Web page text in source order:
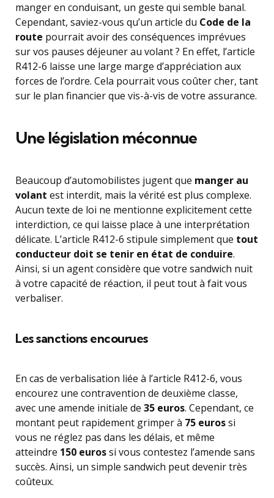
manger en conduisant, un geste qui semble banal.
Cependant, saviez-vous qu’un article du Code de la
route pourrait avoir des conséquences imprévues
sur vos pauses déjeuner au volant ? En effet, l’article
R412-6 laisse une large marge d’appréciation aux
forces de l’ordre. Cela pourrait vous coûter cher, tant
sur le plan financier que vis-à-vis de votre assurance.
Une législation méconnue
Beaucoup d’automobilistes jugent que manger au
volant est interdit, mais la vérité est plus complexe.
Aucun texte de loi ne mentionne explicitement cette
interdiction, ce qui laisse place à une interprétation
délicate. L’article R412-6 stipule simplement que tout
conducteur doit se tenir en état de conduire.
Ainsi, si un agent considère que votre sandwich nuit
à votre capacité de réaction, il peut tout à fait vous
verbaliser.
Les sanctions encourues
En cas de verbalisation liée à l’article R412-6, vous
encourez une contravention de deuxième classe,
avec une amende initiale de 35 euros. Cependant, ce
montant peut rapidement grimper à 75 eurossi
vous ne réglez pas dans les délais, et même
atteindre 150 eurossi vous contestez l’amende sans
succès. Ainsi, un simple sandwich peut devenir très
coûteux.